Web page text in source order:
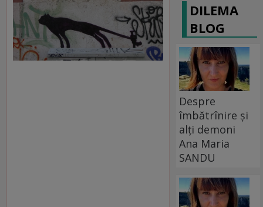
DILEMA
BLOG
Despre
îmbătrînire și
alți demoni
Ana Maria
SANDU